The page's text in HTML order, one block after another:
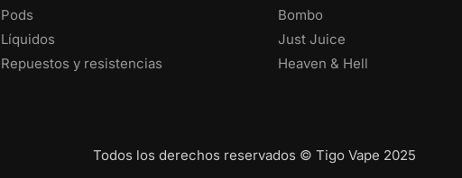
Pods
Líquidos
Repuestos y resistencias
Bombo
Just Juice
Heaven & Hell
Todos los derechos reservados © Tigo Vape 2025